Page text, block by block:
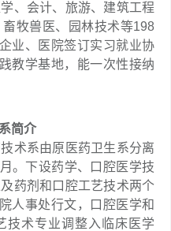
、会计、旅游、建筑工程
牧兽医、园林技术等198
业、医院签订实习就业协
教学基地，能一次性接纳
简介
术系由原医药卫生系分离
。下设药学、口腔医学技
药剂和口腔工艺技术两个
人事处行文，口腔医学和
技术专业调整入临床医学